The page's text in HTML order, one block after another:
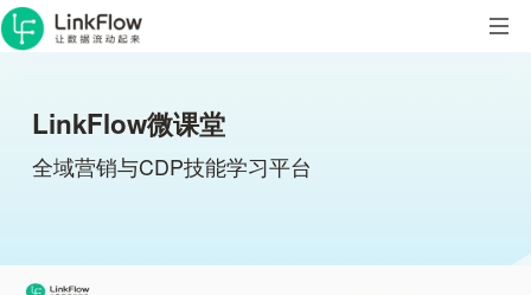
LinkFlow微课堂
全域营销与CDP技能学习平台